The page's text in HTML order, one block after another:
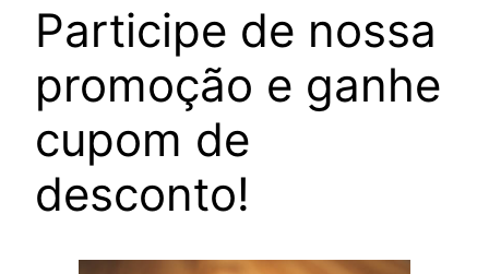
Participe de nossa
promoção e ganhe
cupom de
desconto!